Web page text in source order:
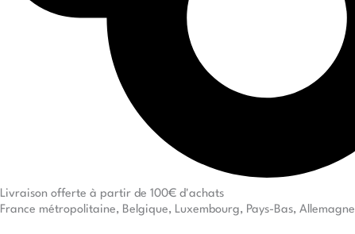
Livraison offerte à partir de 100€ d'achats
France métropolitaine, Belgique, Luxembourg, Pays-Bas, Allemagne